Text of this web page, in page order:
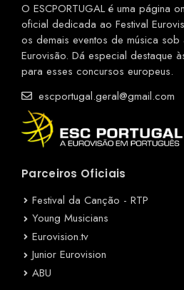
O ESCPORTUGAL é uma página
oficial dedicada ao Festival
os demais eventos de música sob
Eurovisão. Dá especial destaque
para esses concursos europeus.
escportugal.geral@gmail.com
Parceiros Oficiais
Festival da Canção - RTP
Young Musicians
Eurovision.tv
Junior Eurovision
ABU